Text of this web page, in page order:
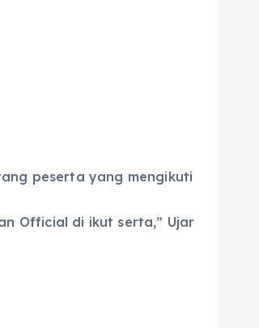
peserta yang mengikuti
Official di ikut serta,” Ujar